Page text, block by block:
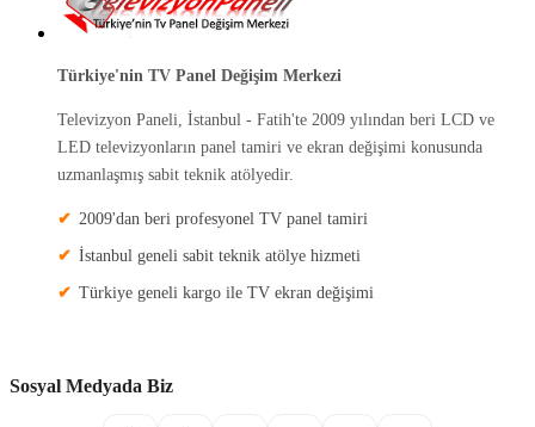
Türkiye'nin TV Panel Değişim Merkezi
Televizyon Paneli, İstanbul - Fatih'te 2009 yılından beri LCD ve
LED televizyonların panel tamiri ve ekran değişimi konusunda
uzmanlaşmış sabit teknik atölyedir.
2009'dan beri profesyonel TV panel tamiri
İstanbul geneli sabit teknik atölye hizmeti
Türkiye geneli kargo ile TV ekran değişimi
Sosyal Medyada Biz